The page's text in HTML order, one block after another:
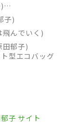
子)
んでいく)
郁子)
田郁子)
型エコバッグ
サイン入りポス
ストア … ポス
子 サイト